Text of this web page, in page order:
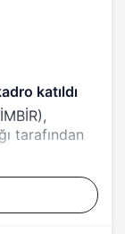
katıldı
tarafından